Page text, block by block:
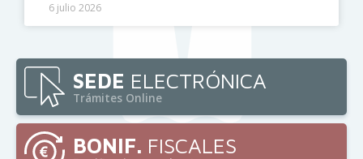
6 julio 2026
SEDE ELECTRÓNICA
Trámites Online
BONIF. FISCALES